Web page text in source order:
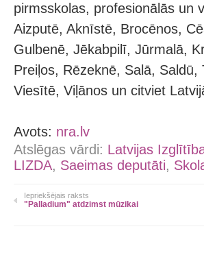
pirmsskolas, profesionālās un
Aizputē, Aknīstē, Brocēnos,
Gulbenē, Jēkabpilī, Jūrmalā,
Preiļos, Rēzeknē, Salā,
Viesītē, Viļānos un citviet
Avots: nra.lv
Atslēgas vārdi: Latvijas
LIZDA, Saeimas deputāti,
Iepriekšējais raksts
"Palladium" atdzimst mūzikai